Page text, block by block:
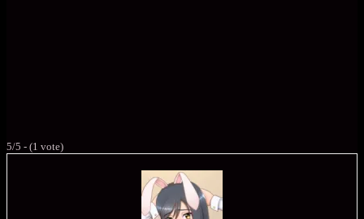
5/5 - (1 vote)